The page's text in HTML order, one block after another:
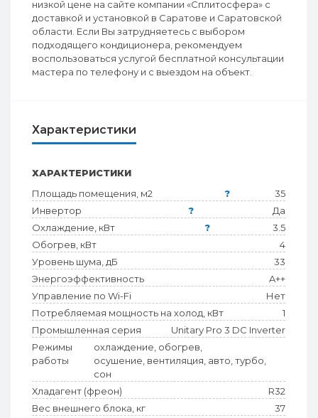
низкой цене на сайте компании «Сплитосфера» с
доставкой и установкой в Саратове и Саратовской
области. Если Вы затрудняетесь с выбором
подходящего кондиционера, рекомендуем
воспользоваться услугой бесплатной консультации
мастера по телефону и с выездом на объект.
Характеристики
ХАРАКТЕРИСТИКИ
Площадь помещения, м2
?
35
Инвертор
?
Да
Охлаждение, кВт
?
3.5
Обогрев, кВт
4
Уровень шума, дБ
33
Энергоэффективность
A++
Управление по Wi-Fi
Нет
Потребляемая мощность на холод, кВт
1
Промышленная серия
Unitary Pro 3 DC Inverter
Режимы
работы
охлаждение, обогрев,
осушение, вентиляция, авто, турбо,
сон
Хладагент (фреон)
R32
Вес внешнего блока, кг
37